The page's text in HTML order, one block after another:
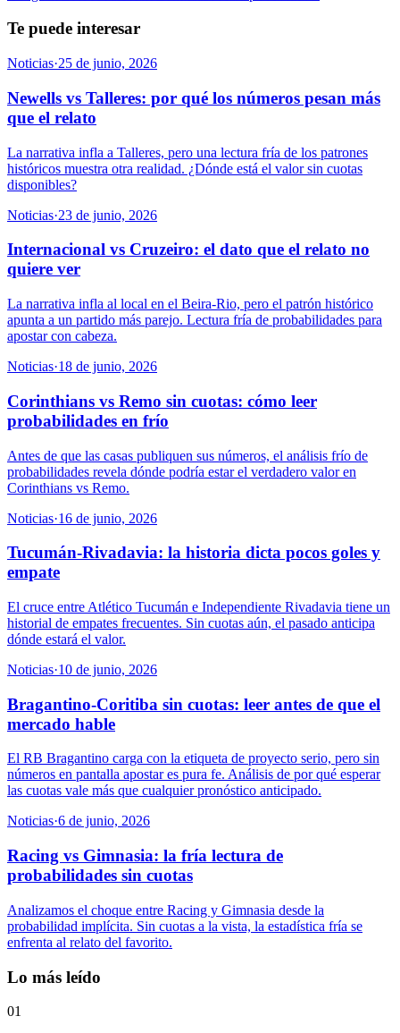
Te puede interesar
Noticias·25 de junio, 2026
Newells vs Talleres: por qué los números pesan más
que el relato
La narrativa infla a Talleres, pero una lectura fría de los patrones
históricos muestra otra realidad. ¿Dónde está el valor sin cuotas
disponibles?
Noticias·23 de junio, 2026
Internacional vs Cruzeiro: el dato que el relato no
quiere ver
La narrativa infla al local en el Beira-Rio, pero el patrón histórico
apunta a un partido más parejo. Lectura fría de probabilidades para
apostar con cabeza.
Noticias·18 de junio, 2026
Corinthians vs Remo sin cuotas: cómo leer
probabilidades en frío
Antes de que las casas publiquen sus números, el análisis frío de
probabilidades revela dónde podría estar el verdadero valor en
Corinthians vs Remo.
Noticias·16 de junio, 2026
Tucumán-Rivadavia: la historia dicta pocos goles y
empate
El cruce entre Atlético Tucumán e Independiente Rivadavia tiene un
historial de empates frecuentes. Sin cuotas aún, el pasado anticipa
dónde estará el valor.
Noticias·10 de junio, 2026
Bragantino-Coritiba sin cuotas: leer antes de que el
mercado hable
El RB Bragantino carga con la etiqueta de proyecto serio, pero sin
números en pantalla apostar es pura fe. Análisis de por qué esperar
las cuotas vale más que cualquier pronóstico anticipado.
Noticias·6 de junio, 2026
Racing vs Gimnasia: la fría lectura de
probabilidades sin cuotas
Analizamos el choque entre Racing y Gimnasia desde la
probabilidad implícita. Sin cuotas a la vista, la estadística fría se
enfrenta al relato del favorito.
Lo más leído
01